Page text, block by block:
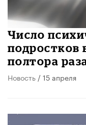
Число
подростков
полтора
Новость / 15 апреля